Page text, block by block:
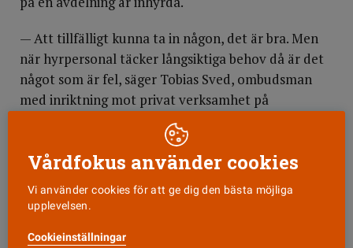
— Att tillfälligt kunna ta in någon, det är bra. Men
när hyrpersonal täcker långsiktiga behov då är det
något som är fel, säger Tobias Sved, ombudsman
med inriktning mot privat verksamhet på
Vårdförbundets Stockholmsavdelning.
Han tycker att bemanningsbranschen ger bra
eller har utrymme för en bisyssla. Men det gäller att
ha koll på sina villkor och förhandla för att få ut så
mycket som möjligt av den sålda tryggheten, säger
Vårdfokus använder cookies
Vi använder cookies för att ge dig den bästa möjliga
upplevelsen.
Cookieinställningar